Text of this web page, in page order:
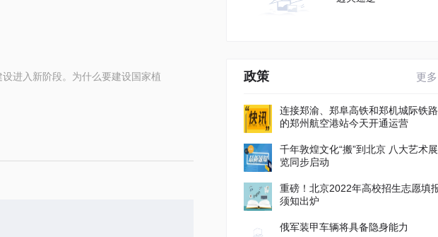
进入新阶段。为什么要建设国家植 政策 更多
连接郑渝、郑阜高铁和郑机城际铁路
的郑州航空港站今天开通运营
千年敦煌文化“搬”到北京 八大艺术展
览同步启动
重磅！北京2022年高校招生志愿填
须知出炉
俄军装甲车辆将具备隐身能力